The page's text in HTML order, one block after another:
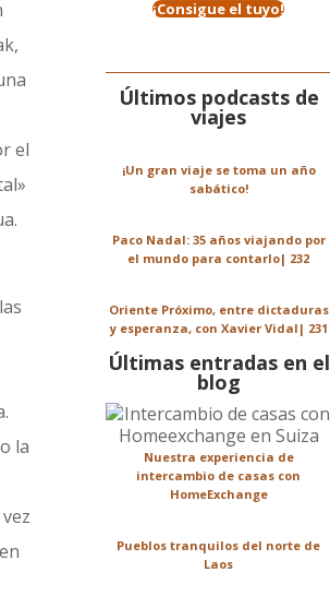
el
la
¡Consigue el tuyo!
Últimos podcasts de
viajes
¡Un gran viaje se toma un año
sabático!
Paco Nadal: 35 años viajando por
el mundo para contarlo| 232
Oriente Próximo, entre dictaduras
y esperanza, con Xavier Vidal| 231
Últimas entradas en el
blog
Nuestra experiencia de
intercambio de casas con
HomeExchange
Pueblos tranquilos del norte de
Laos